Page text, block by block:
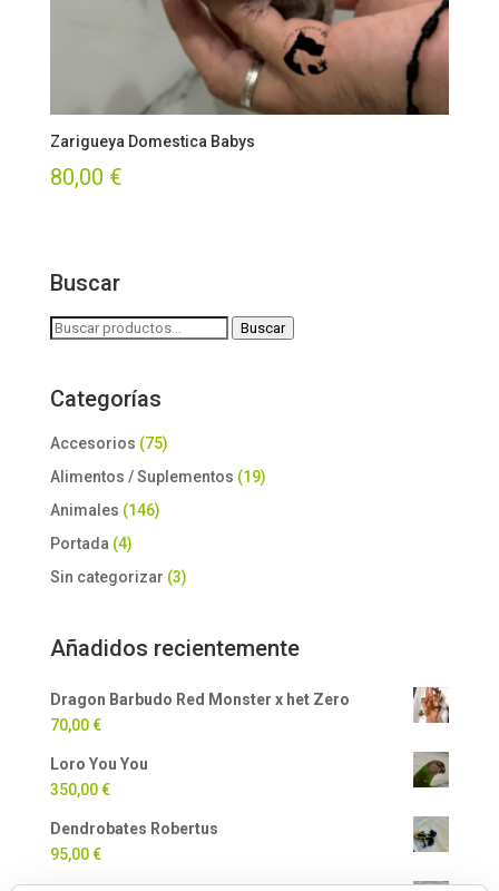
Zarigueya Domestica Babys
80,00 €
Buscar
Buscar
Buscar
Categorías
Accesorios (75)
Alimentos / Suplementos (19)
Animales (146)
Portada (4)
Sin categorizar (3)
Añadidos recientemente
Dragon Barbudo Red Monster x het Zero
70,00€
Loro You You
350,00€
Dendrobates Robertus
95,00€